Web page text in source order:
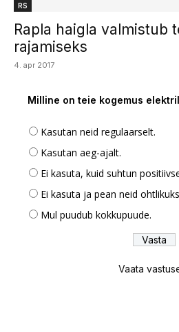
RS
Rapla haigla valmistub
rajamiseks
4. apr 2017
Milline on teie kogemus
Kasutan neid regulaarselt.
Kasutan aeg-ajalt.
Ei kasuta, kuid suhtun
Ei kasuta ja pean neid
Mul puudub kokkupuude.
Vaata